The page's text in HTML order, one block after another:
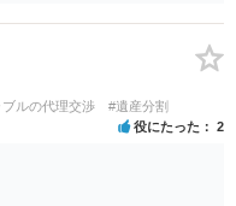
。
ルの代理交渉 #遺産分割
役にたった 2